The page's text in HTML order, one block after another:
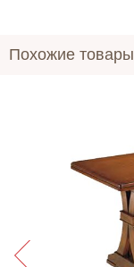
Похожие товары